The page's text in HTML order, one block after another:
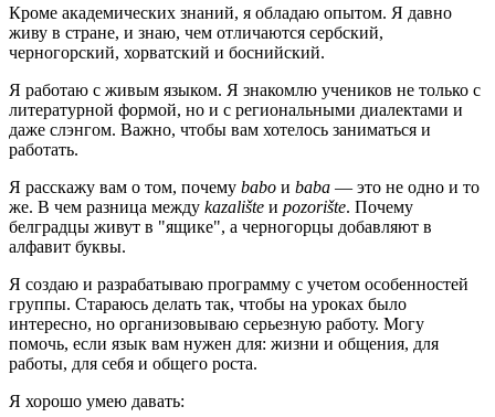
Кроме академических знаний, я обладаю опытом. Я давно
живу в стране, и знаю, чем отличаются сербский,
черногорский, хорватский и боснийский.
Я работаю с живым языком. Я знакомлю учеников не только с
литературной формой, но и с региональными диалектами и
даже слэнгом. Важно, чтобы вам хотелось заниматься и
работать.
Я расскажу вам о том, почему babo и baba — это не одно и то
же. В чем разница между kazalište и pozorište. Почему
белградцы живут в "ящике", а черногорцы добавляют в
алфавит буквы.
Я создаю и разрабатываю программу с учетом особенностей
группы. Стараюсь делать так, чтобы на уроках было
интересно, но организовываю серьезную работу. Могу
помочь, если язык вам нужен для: жизни и общения, для
работы, для себя и общего роста.
Я хорошо умею давать: